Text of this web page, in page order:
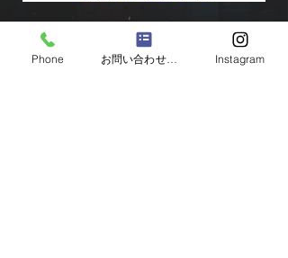
Phone お問い合わせフォーム Instagram